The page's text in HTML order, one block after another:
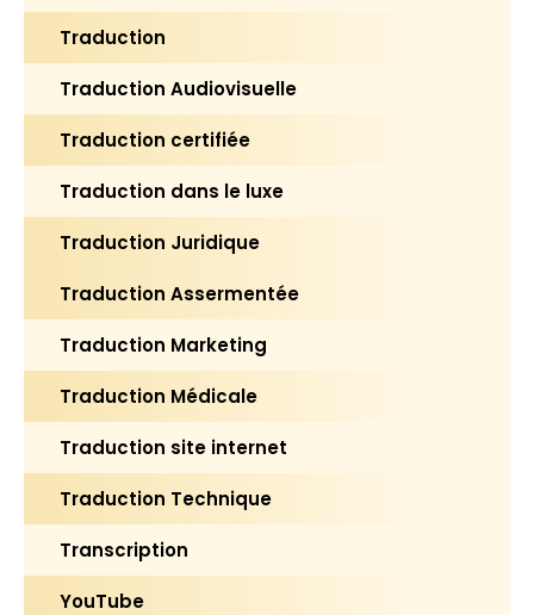
Traduction
Traduction Audiovisuelle
Traduction certifiée
Traduction dans le luxe
Traduction Juridique
Traduction Assermentée
Traduction Marketing
Traduction Médicale
Traduction site internet
Traduction Technique
Transcription
YouTube